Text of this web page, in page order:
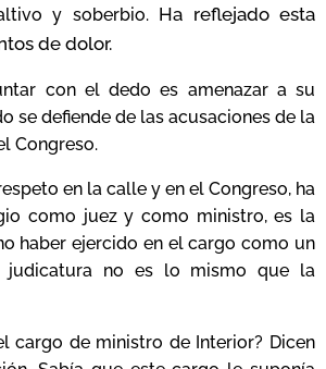
y soberbio. Ha reflejado esta
de dolor.
con el dedo es amenazar a su
se defiende de las acusaciones de la
Congreso.
en la calle y en el Congreso, ha
como juez y como ministro, es la
haber ejercido en el cargo como un
judicatura no es lo mismo que la
cargo de ministro de Interior? Dicen